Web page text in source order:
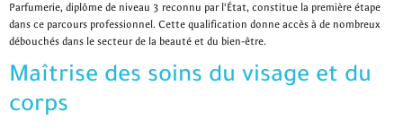
Parfumerie, diplôme de niveau 3 reconnu par l'État, constitue la première étape
dans ce parcours professionnel. Cette qualification donne accès à de nombreux
débouchés dans le secteur de la beauté et du bien-être.
Maîtrise des soins du visage et du
corps